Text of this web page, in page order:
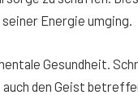
Energie umging.
Gesundheit.
den Geist